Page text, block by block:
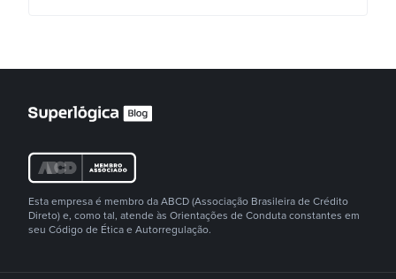
Esta empresa é membro da ABCD (Associação Brasileira de Crédito
Direto) e, como tal, atende às Orientações de Conduta constantes em
seu Código de Ética e Autorregulação.